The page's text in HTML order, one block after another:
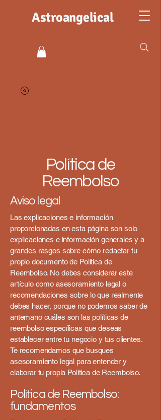
Astroangelical
Política de
Reembolso
Aviso legal
Las explicaciones e información
proporcionadas en esta página son solo
explicaciones e información generales y a
grandes rasgos sobre cómo redactar tu
propio documento de Política de
Reembolso. No debes considerar este
artículo como asesoramiento legal o
recomendaciones sobre lo que realmente
debes hacer, porque no podemos saber de
antemano cuáles son las políticas de
reembolso específicas que deseas
establecer entre tu negocio y tus clientes.
Te recomendamos que busques
asesoramiento legal para entender y
elaborar tu propia Política de Reembolso.
Política de Reembolso:
fundamentos